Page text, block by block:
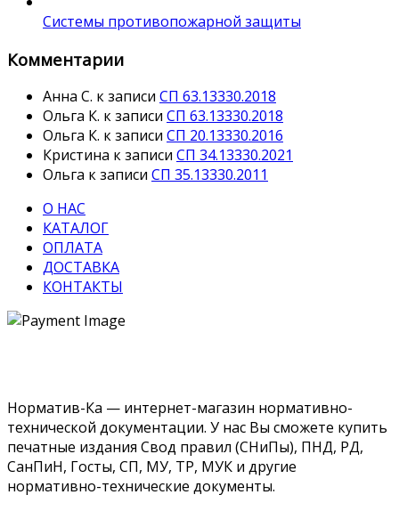
Системы противопожарной защиты
Комментарии
Анна С. к записи СП 63.13330.2018
Ольга К. к записи СП 63.13330.2018
Ольга К. к записи СП 20.13330.2016
Кристина к записи СП 34.13330.2021
Ольга к записи СП 35.13330.2011
О НАС
КАТАЛОГ
ОПЛАТА
ДОСТАВКА
КОНТАКТЫ
Норматив-Ка — интернет-магазин нормативно-
технической документации. У нас Вы сможете купить
печатные издания Свод правил (СНиПы), ПНД, РД,
СанПиН, Госты, СП, МУ, ТР, МУК и другие
нормативно-технические документы.